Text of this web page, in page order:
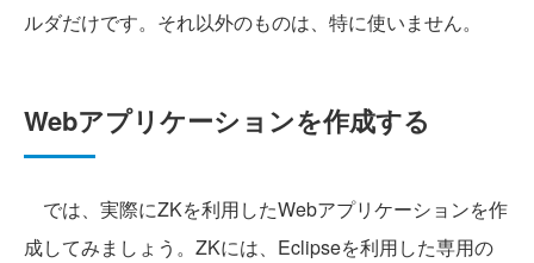
ルダだけです。それ以外のものは、特に使いません。
Webアプリケーションを作成する
では、実際にZKを利用したWebアプリケーションを作
成してみましょう。ZKには、Eclipseを利用した専用の